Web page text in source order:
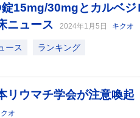
15mg/30mgとカルベ
ニュース
2024年1月5日 キクオ
ース ランキング
リウマチ学会が注意喚起
オ